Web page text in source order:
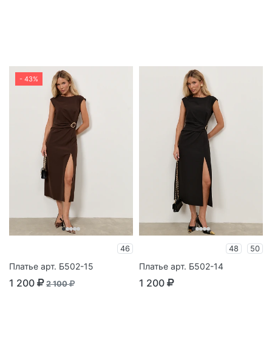
- 43%
46
Платье арт. Б502-15
1 200 2 100
48 50
Платье арт. Б502-14
1 200